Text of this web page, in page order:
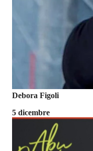
Debora Figoli
5 dicembre